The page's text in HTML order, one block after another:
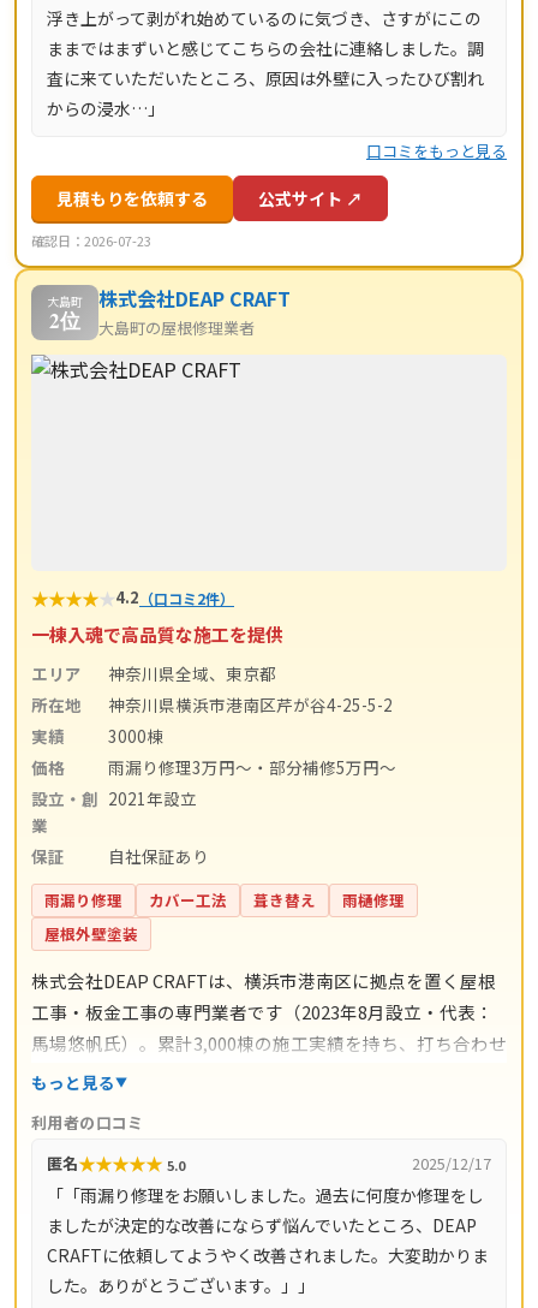
浮き上がって剥がれ始めているのに気づき、さすがにこの
ままではまずいと感じてこちらの会社に連絡しました。調
査に来ていただいたところ、原因は外壁に入ったひび割れ
からの浸水…」
口コミをもっと見る
見積もりを依頼する 公式サイト ↗
確認日：2026-07-23
大島町
2位
株式会社DEAP CRAFT
大島町の屋根修理業者
★★★★★4.2 （口コミ2件）
一棟入魂で高品質な施工を提供
エリア
神奈川県全域、東京都
所在地
神奈川県横浜市港南区芹が谷4-25-5-2
実績
3000棟
価格
雨漏り修理3万円〜・部分補修5万円〜
設立・創
業
2021年設立
保証 自社保証あり
雨漏り修理 カバー工法 葺き替え
雨樋修理
屋根外壁塗装
株式会社DEAP CRAFTは、横浜市港南区に拠点を置く屋根
工事・板金工事の専門業者です（2023年8月設立・代表：
馬場悠帆氏）。累計3,000棟の施工実績を持ち、打ち合わせ
からアフターサポートまで自社スタッフが一貫対応。仲介
の目安は雨漏り修理3万円〜、屋根の部分補修5万円〜、棟
板金交換10万円〜、屋根カバー工法80万円〜、葺き替え
100万円〜。現地調査・お見積り・ご相談は無料で、最短
即日対応も可能です（営業時間8時〜18時・月〜土）。対
応エリアは神奈川県全域（33市町村）と東京都全域（23
区・多摩地域）です。
もっと見る
利用者の口コミ
匿名★★★★★ 5.0 2025/12/17
「「雨漏り修理をお願いしました。過去に何度か修理をし
ましたが決定的な改善にならず悩んでいたところ、DEAP
CRAFTに依頼してようやく改善されました。大変助かりま
した。ありがとうございます。」」